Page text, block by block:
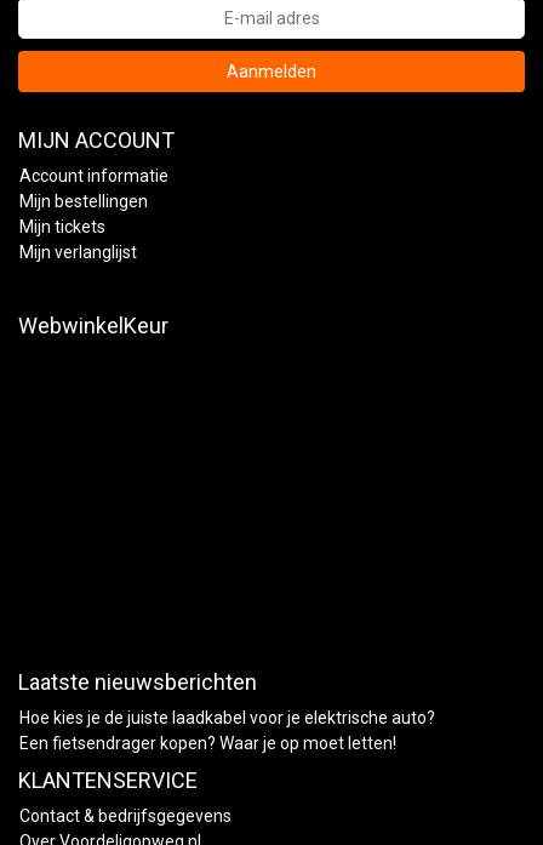
Aanmelden
MIJN ACCOUNT
Account informatie
Mijn bestellingen
Mijn tickets
Mijn verlanglijst
WebwinkelKeur
Laatste nieuwsberichten
Hoe kies je de juiste laadkabel voor je elektrische auto?
Een fietsendrager kopen? Waar je op moet letten!
KLANTENSERVICE
Contact & bedrijfsgegevens